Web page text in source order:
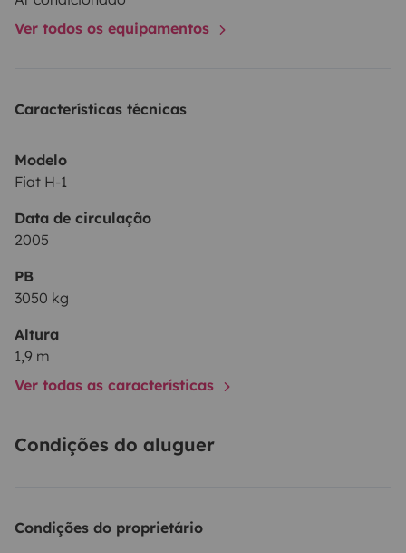
Ver todos os equipamentos
Características técnicas
Modelo
Fiat H-1
Data de circulação
2005
PB
3050 kg
Altura
1,9 m
Ver todas as características
Condições do aluguer
Condições do proprietário